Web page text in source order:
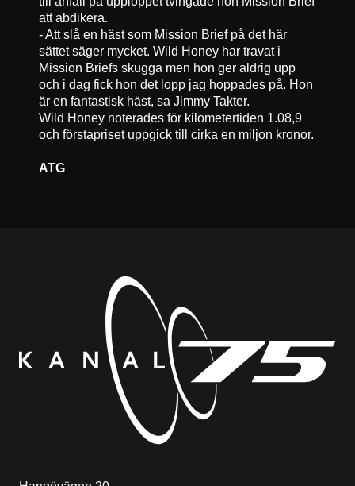
att abdikera.
- Att slå en häst som Mission Brief på det här
sättet säger mycket. Wild Honey har travat i
Mission Briefs skugga men hon ger aldrig upp
och i dag fick hon det lopp jag hoppades på. Hon
är en fantastisk häst, sa Jimmy Takter.
Wild Honey noterades för kilometertiden 1.08,9
och förstapriset uppgick till cirka en miljon kronor.
ATG